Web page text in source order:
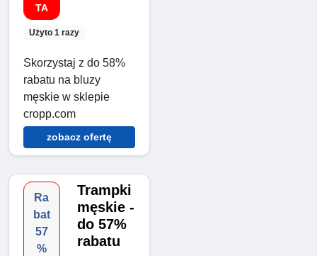
TA
Użyto 1 razy
Skorzystaj z do 58%
rabatu na bluzy
męskie w sklepie
cropp.com
zobacz ofertę
Ra
bat
57
%
Trampki
męskie -
do 57%
rabatu